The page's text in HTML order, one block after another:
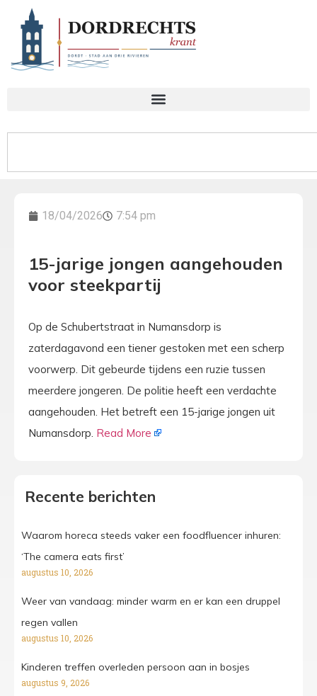
18/04/2026 7:54 pm
15-jarige jongen aangehouden
voor steekpartij
Op de Schubertstraat in Numansdorp is
zaterdagavond een tiener gestoken met een scherp
voorwerp. Dit gebeurde tijdens een ruzie tussen
meerdere jongeren. De politie heeft een verdachte
aangehouden. Het betreft een 15-jarige jongen uit
Numansdorp. Read More
Recente berichten
Waarom horeca steeds vaker een foodfluencer inhuren:
‘The camera eats first’
augustus 10, 2026
Weer van vandaag: minder warm en er kan een druppel
regen vallen
augustus 10, 2026
Kinderen treffen overleden persoon aan in bosjes
augustus 9, 2026